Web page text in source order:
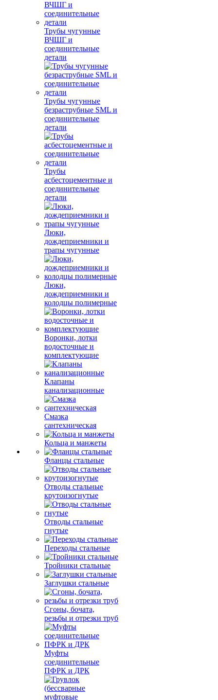
Трубы чугунные
ВЧШГ и
соединительные
детали
Трубы чугунные
безраструбные SML и
соединительные
детали
Трубы
асбестоцементные и
соединительные
детали
Люки,
дождеприемники и
трапы чугунные
Люки,
дождеприемники и
колодцы полимерные
Воронки, лотки
водосточные и
комплектующие
Клапаны
канализационные
Смазка
сантехническая
Кольца и манжеты
Фланцы стальные
Отводы стальные
крутоизогнутые
Отводы стальные
гнутые
Переходы стальные
Тройники стальные
Заглушки стальные
Сгоны, бочата,
резьбы и отрезки труб
Муфты
соединительные
ПФРК и ДРК